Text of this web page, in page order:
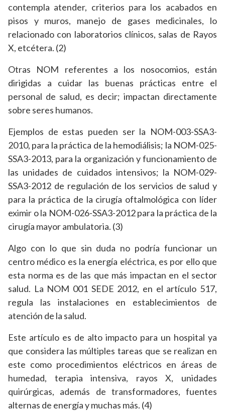
contempla atender, criterios para los acabados en
pisos y muros, manejo de gases medicinales, lo
relacionado con laboratorios clínicos, salas de Rayos
X, etcétera. (2)
Otras NOM referentes a los nosocomios, están
dirigidas a cuidar las buenas prácticas entre el
personal de salud, es decir; impactan directamente
sobre seres humanos.
Ejemplos de estas pueden ser la NOM-003-SSA3-
2010, para la práctica de la hemodiálisis; la NOM-025-
SSA3-2013, para la organización y funcionamiento de
las unidades de cuidados intensivos; la NOM-029-
SSA3-2012 de regulación de los servicios de salud y
para la práctica de la cirugía oftalmológica con líder
eximir o la NOM-026-SSA3-2012 para la práctica de la
cirugía mayor ambulatoria. (3)
Algo con lo que sin duda no podría funcionar un
centro médico es la energía eléctrica, es por ello que
esta norma es de las que más impactan en el sector
salud. La NOM 001 SEDE 2012, en el artículo 517,
regula las instalaciones en establecimientos de
atención de la salud.
Este artículo es de alto impacto para un hospital ya
que considera las múltiples tareas que se realizan en
este como procedimientos eléctricos en áreas de
humedad, terapia intensiva, rayos X, unidades
quirúrgicas, además de transformadores, fuentes
alternas de energía y muchas más. (4)